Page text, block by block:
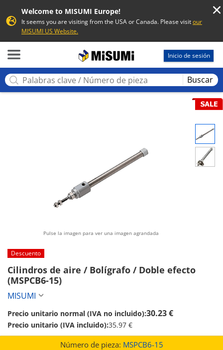
Welcome to MISUMI Europe!
It seems you are visiting from the USA or Canada. Please visitour
MISUMI US Website.
Inicio de sesión
Buscar
Pulse la imagen para ver una imagen agrandada
Descuento
Cilindros de aire / Bolígrafo / Doble efecto
(MSPCB6-15)
MISUMI
Precio unitario normal (IVA no incluido):30.23 €
Precio unitario (IVA incluido):35.97 €
Número de pieza: MSPCB6-15